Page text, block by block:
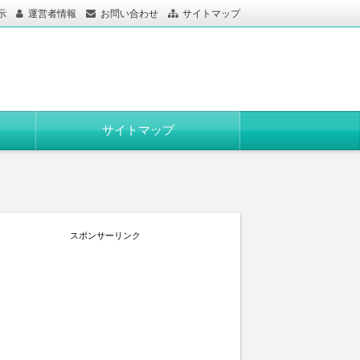
運営者情報 お問い合わせ サイトマップ
サイトマップ
スポンサーリンク